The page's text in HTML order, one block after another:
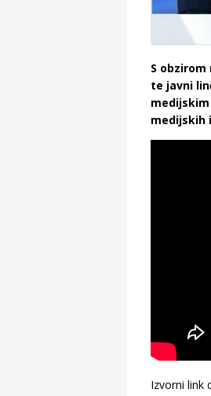
S
te javni
medijskih
Izvorni link